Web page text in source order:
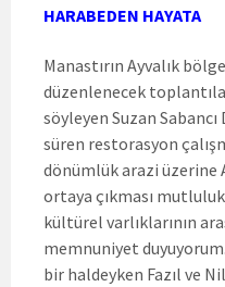
HARABEDEN HAYATA
Manastırın Ayvalık
düzenlenecek
söyleyen Suzan
süren restorasyon
dönümlük arazi üzerine
ortaya çıkması
kültürel varlıklarının
memnuniyet duyuyorum.
bir haldeyken Fazıl ve